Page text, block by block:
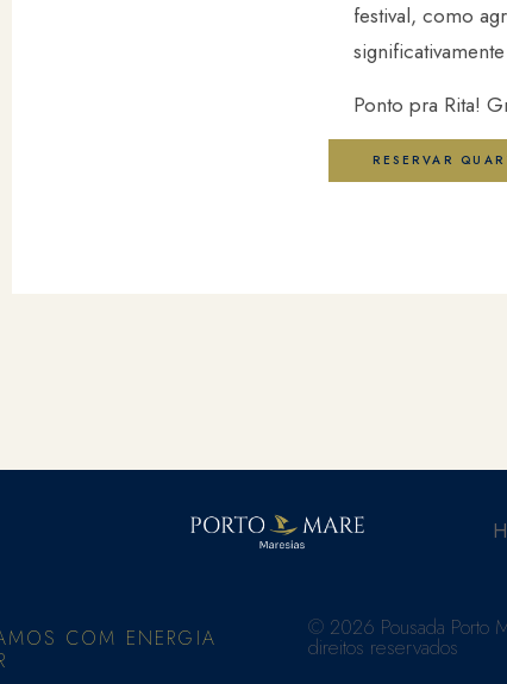
festival, como
Ponto pra Rita!
RESERVAR
COM ENERGIA
© 2026 Pousada Porto
direitos reservados